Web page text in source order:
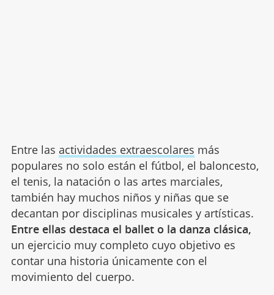
Entre las actividades extraescolares más
populares no solo están el fútbol, el baloncesto,
el tenis, la natación o las artes marciales,
también hay muchos niños y niñas que se
decantan por disciplinas musicales y artísticas.
Entre ellas destaca el ballet o la danza clásica,
un ejercicio muy completo cuyo objetivo es
contar una historia únicamente con el
movimiento del cuerpo.